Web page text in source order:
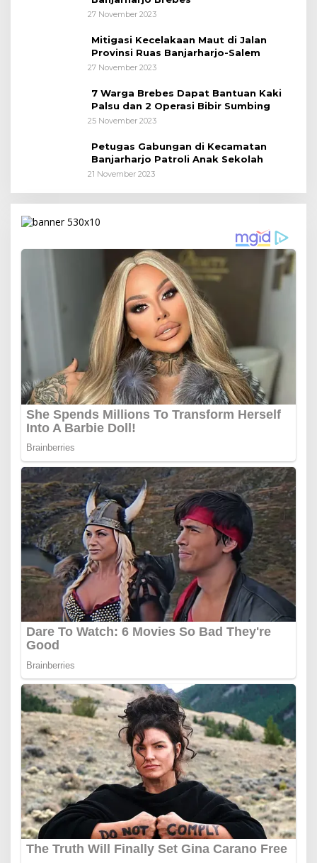
27 November 2023
Mitigasi Kecelakaan Maut di Jalan
Provinsi Ruas Banjarharjo-Salem
27 November 2023
7 Warga Brebes Dapat Bantuan Kaki
Palsu dan 2 Operasi Bibir Sumbing
25 November 2023
Petugas Gabungan di Kecamatan
Banjarharjo Patroli Anak Sekolah
21 November 2023